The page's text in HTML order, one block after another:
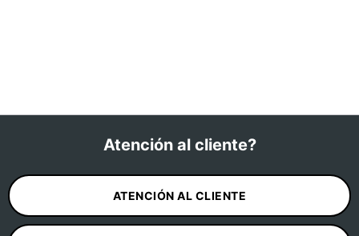
Atención al cliente?
ATENCIÓN AL CLIENTE